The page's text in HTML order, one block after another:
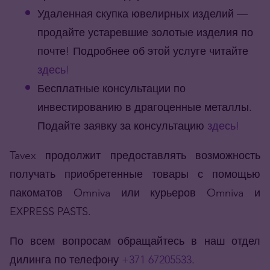
Удаленная скупка ювелирных изделий —
продайте устаревшие золотые изделия по
почте! Подробнее об этой услуге читайте
здесь!
Бесплатные консультации по
инвестированию в драгоценные металлы.
Подайте заявку за консультацию здесь!
Tavex продолжит предоставлять возможность
получать приобретенные товары с помощью
пакоматов Omniva или курьеров Omniva и
EXPRESS PASTS.
По всем вопросам обращайтесь в наш отдел
дилинга по телефону +371 67205533.